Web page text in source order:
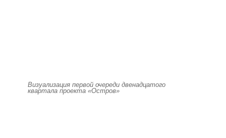
Визуализация первой очереди двенадцатого
квартала проекта «Остров»